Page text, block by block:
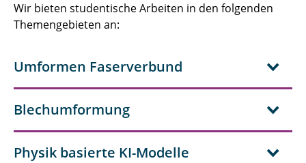
Wir bieten studentische Arbeiten in den folgenden
Themengebieten an:
Umformen Faserverbund
Blechumformung
Physik basierte KI-Modelle